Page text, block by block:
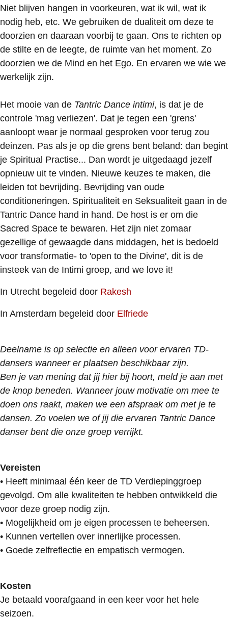
Niet blijven hangen in voorkeuren, wat ik wil, wat ik
nodig heb, etc. We gebruiken de dualiteit om deze te
doorzien en daaraan voorbij te gaan. Ons te richten op
de stilte en de leegte, de ruimte van het moment. Zo
doorzien we de Mind en het Ego. En ervaren we wie we
werkelijk zijn.
Het mooie van de Tantric Dance intimi, is dat je de
controle 'mag verliezen'. Dat je tegen een 'grens'
aanloopt waar je normaal gesproken voor terug zou
deinzen. Pas als je op die grens bent beland: dan begint
je Spiritual Practise... Dan wordt je uitgedaagd jezelf
opnieuw uit te vinden. Nieuwe keuzes te maken, die
leiden tot bevrijding. Bevrijding van oude
conditioneringen. Spiritualiteit en Seksualiteit gaan in de
Tantric Dance hand in hand. De host is er om die
Sacred Space te bewaren. Het zijn niet zomaar
gezellige of gewaagde dans middagen, het is bedoeld
voor transformatie- to 'open to the Divine', dit is de
insteek van de Intimi groep, and we love it!
In Utrecht begeleid door Rakesh
In Amsterdam begeleid door Elfriede
Deelname is op selectie en alleen voor ervaren TD-
dansers wanneer er plaatsen beschikbaar zijn.
Ben je van mening dat jij hier bij hoort, meld je aan met
de knop beneden. Wanneer jouw motivatie om mee te
doen ons raakt, maken we een afspraak om met je te
dansen. Zo voelen we of jij die ervaren Tantric Dance
danser bent die onze groep verrijkt.
Vereisten
• Heeft minimaal één keer de TD Verdiepinggroep
gevolgd. Om alle kwaliteiten te hebben ontwikkeld die
voor deze groep nodig zijn.
• Mogelijkheid om je eigen processen te beheersen.
• Kunnen vertellen over innerlijke processen.
• Goede zelfreflectie en empatisch vermogen.
Kosten
Je betaald voorafgaand in een keer voor het hele
seizoen.